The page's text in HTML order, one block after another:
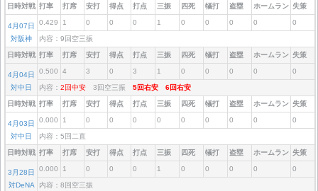
日時対戦 打率 打席 安打 得点 打点 三振 四死 犠打 盗塁 ホームラン 失策
4月07日
対阪神
0.429 1 0 0 0 1 0 0 0 0 0
内容：9回空三振
日時対戦 打率 打席 安打 得点 打点 三振 四死 犠打 盗塁 ホームラン 失策
4月04日
対中日
0.500 4 3 0 3 1 0 0 0 0 0
内容： 2回中安 3回空三振 5回右安 6回右安
日時対戦 打率 打席 安打 得点 打点 三振 四死 犠打 盗塁 ホームラン 失策
4月03日
対中日
0.000 1 0 0 0 0 0 0 0 0 0
内容：5回二直
日時対戦 打率 打席 安打 得点 打点 三振 四死 犠打 盗塁 ホームラン 失策
3月28日
対DeNA
0.000 1 0 0 0 1 0 0 0 0 0
内容：8回空三振